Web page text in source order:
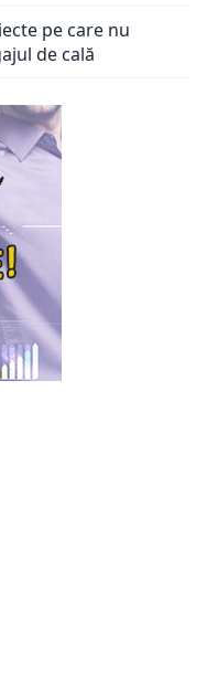
pe care nu
de cală